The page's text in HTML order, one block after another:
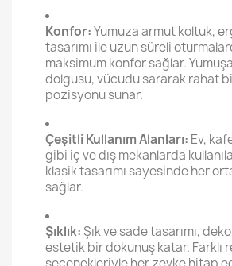
Konfor:Yumuza armut koltuk,
tasarımı ile uzun süreli
maksimum konfor sağlar.
dolgusu, vücudu sararak rahat
pozisyonu sunar.
Çeşitli Kullanım Alanları: Ev,
gibi iç ve dış mekanlarda
klasik tasarımı sayesinde her
sağlar.
Şıklık:Şık ve sade tasarımı,
estetik bir dokunuş katar. Farklı